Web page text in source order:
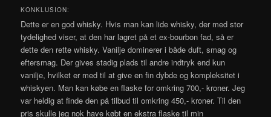
KONKLUSION:
Dette er en god whisky. Hvis man kan lide whisky, der med stor
tydelighed viser, at den har lagret på et ex-bourbon fad, så er
dette den rette whisky. Vanilje dominerer i både duft, smag og
eftersmag. Der gives stadig plads til andre indtryk end kun
vanilje, hvilket er med til at give en fin dybde og kompleksitet i
whiskyen. Man kan købe en flaske for omkring 700,- kroner. Jeg
var heldig at finde den på tilbud til omkring 450,- kroner. Til den
pris skulle jeg nok have købt en ekstra flaske til min